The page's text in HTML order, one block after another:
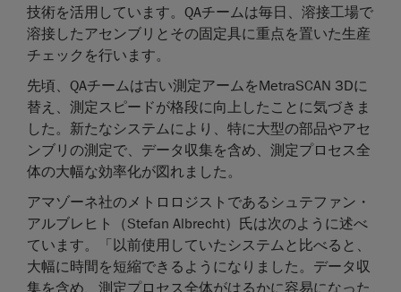
技術を活用しています。QAチームは毎日、溶接工場で
溶接したアセンブリとその固定具に重点を置いた生産
チェックを行います。
先頃、QAチームは古い測定アームをMetraSCAN 3Dに
替え、測定スピードが格段に向上したことに気づきま
した。新たなシステムにより、特に大型の部品やアセ
ンブリの測定で、データ収集を含め、測定プロセス全
体の大幅な効率化が図れました。
アマゾーネ社のメトロロジストであるシュテファン・
アルブレヒト（Stefan Albrecht）氏は次のように述べ
ています。「以前使用していたシステムと比べると、
大幅に時間を短縮できるようになりました。データ収